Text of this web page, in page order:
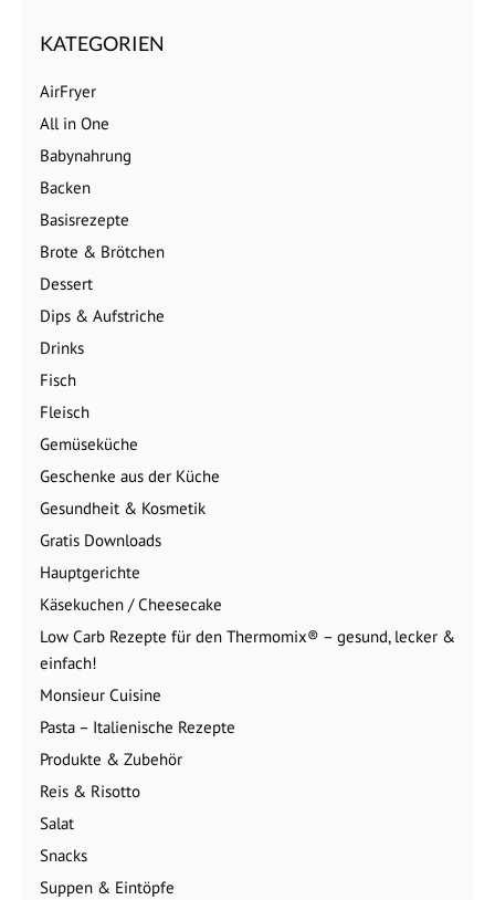
KATEGORIEN
AirFryer
All in One
Babynahrung
Backen
Basisrezepte
Brote & Brötchen
Dessert
Dips & Aufstriche
Drinks
Fisch
Fleisch
Gemüseküche
Geschenke aus der Küche
Gesundheit & Kosmetik
Gratis Downloads
Hauptgerichte
Käsekuchen / Cheesecake
Low Carb Rezepte für den Thermomix® – gesund, lecker &
einfach!
Monsieur Cuisine
Pasta – Italienische Rezepte
Produkte & Zubehör
Reis & Risotto
Salat
Snacks
Suppen & Eintöpfe